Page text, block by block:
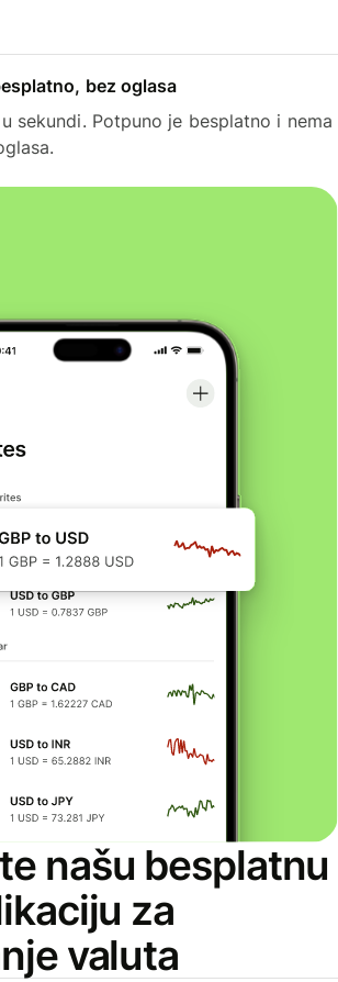
bez oglasa
sekundi. Potpuno je besplatno i nema
našu besplatnu
za
valuta